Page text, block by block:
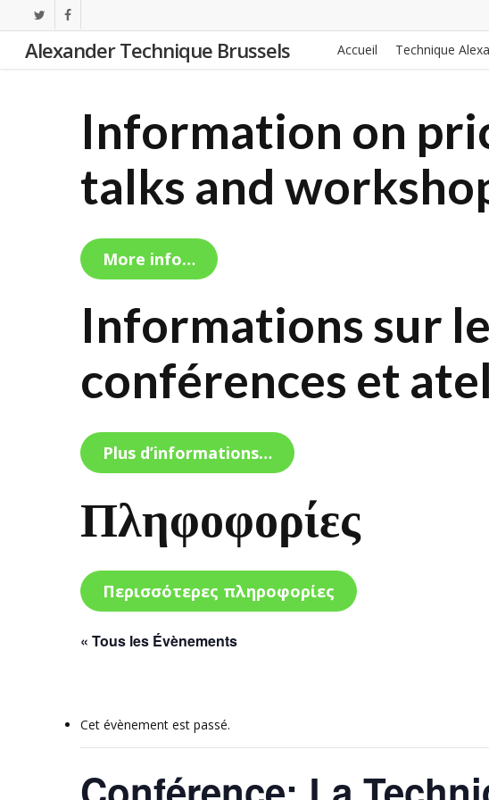
to
main
twitterfacebook
Alexander Technique Brussels Accueil Technique
Information on
talks and
More info…
Informations sur
conférences et
Plus d’informations…
Πληφοφορίες
Περισσότερες πληροφορίες
« Tous les Évènements
Cet évènement est passé.